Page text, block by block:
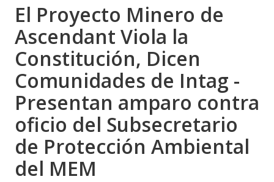
El Proyecto Minero de
Ascendant Viola la
Constitución, Dicen
Comunidades de Intag -
Presentan amparo contra
oficio del Subsecretario
de Protección Ambiental
del MEM